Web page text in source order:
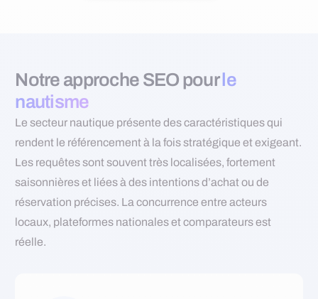
Notre approche SEO pour le
nautisme
Lesecteur nautique présente des caractéristiques qui
rendent le référencement à la fois stratégique et exigeant.
Les requêtes sont souvent très localisées, fortement
saisonnières et liées à des intentions d’achat ou de
réservation précises. La concurrence entre acteurs
locaux, plateformes nationales et comparateurs est
réelle.